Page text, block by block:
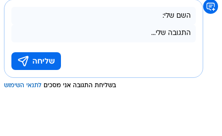
בשליחת התגובה אני מסכים לתנאי השימוש